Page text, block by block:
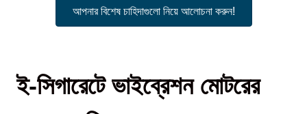
আপনার বিশেষ চাহিদাগুলো নিয়ে আলোচনা করুন!
ই-সিগারেটে ভাইব্রেশন মোটরের